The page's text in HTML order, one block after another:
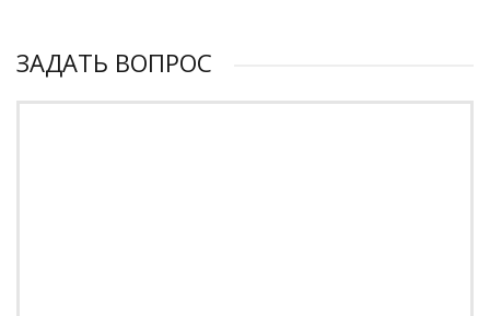
ЗАДАТЬ ВОПРОС